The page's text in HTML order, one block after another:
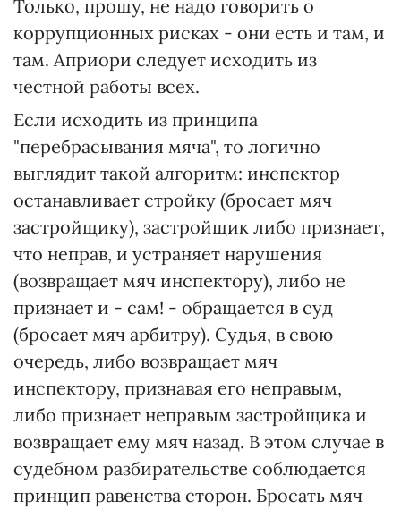
Только, прошу, не надо говорить о
коррупционных рисках - они есть и там, и
там. Априори следует исходить из
честной работы всех.
Если исходить из принципа
"перебрасывания мяча", то логично
выглядит такой алгоритм: инспектор
останавливает стройку (бросает мяч
застройщику), застройщик либо признает,
что неправ, и устраняет нарушения
(возвращает мяч инспектору), либо не
признает и - сам! - обращается в суд
(бросает мяч арбитру). Судья, в свою
очередь, либо возвращает мяч
инспектору, признавая его неправым,
либо признает неправым застройщика и
возвращает ему мяч назад. В этом случае в
судебном разбирательстве соблюдается
принцип равенства сторон. Бросать мяч